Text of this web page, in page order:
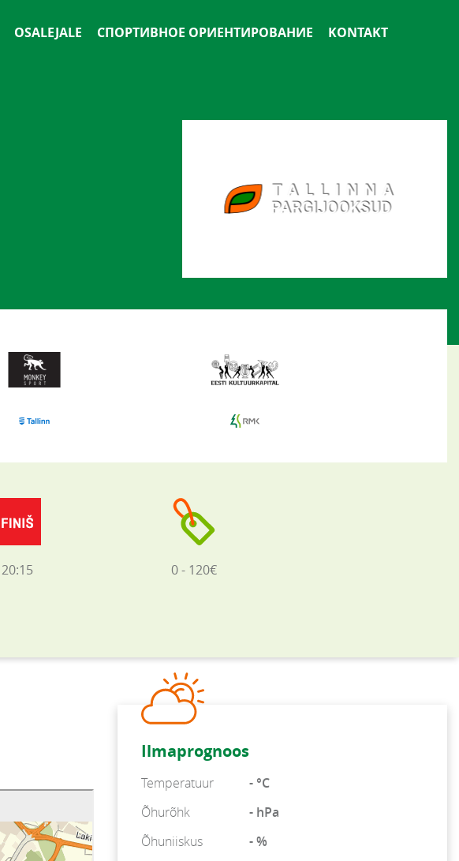
OSALEJALE СПОРТИВНОЕ ОРИЕНТИРОВАНИЕ KONTAKT
20:15 0 - 120€
Ilmaprognoos
Temperatuur
- °C
Õhurõhk
- hPa
Õhuniiskus
- %